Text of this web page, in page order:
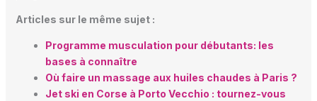
Articles sur le même sujet :
Programme musculation pour débutants: les
bases à connaître
Où faire un massage aux huiles chaudes à Paris ?
Jet ski en Corse à Porto Vecchio : tournez-vous